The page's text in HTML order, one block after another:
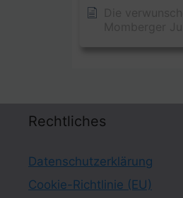
Rechtliches
Datenschutzerklärung
Cookie-Richtlinie (EU)